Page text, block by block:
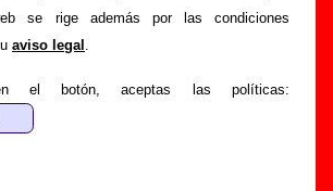
se rige además por las condiciones
aviso legal .
el botón, aceptas las políticas:
en esta página otros tipos de
que estén disponibles: los datos
(productor, músicos, colaboradores y
la grabación, las mezclas y la